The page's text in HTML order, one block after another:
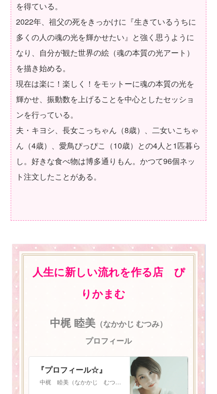
を得ている。
2022年、祖父の死をきっかけに『生きているうちに
多くの人の魂の光を輝かせたい』と強く思うように
なり、自分が観た世界の絵（魂の本質の光アート）
を描き始める。
現在は楽に！楽しく！をモットーに魂の本質の光を
輝かせ、振動数を上げることを中心としたセッショ
ンを行っている。
夫・キヨシ、長女こっちゃん（8歳）、二女いこちゃ
ん（4歳）、愛鳥ぴっぴこ（10歳）との4人と1匹暮ら
し。好きな食べ物は博多通りもん。かつて96個ネッ
ト注文したことがある。
人生に新しい流れを作る店 ぴ
りかまむ
中梶 睦美 （なかかじ むつみ）
プロフィール
『プロフィール☆』